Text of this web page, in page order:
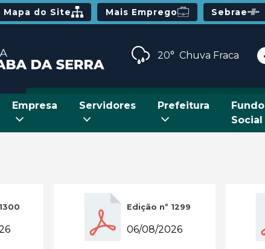
Mapa do Site Mais Emprego Sebrae
20° Chuva Fraca
Empresa Servidores Prefeitura
Fundo
Social
Edição nº 1299
06/08/2026